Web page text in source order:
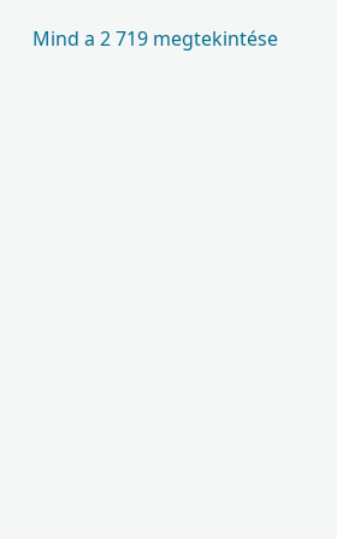
Mind a 2 719 megtekintése